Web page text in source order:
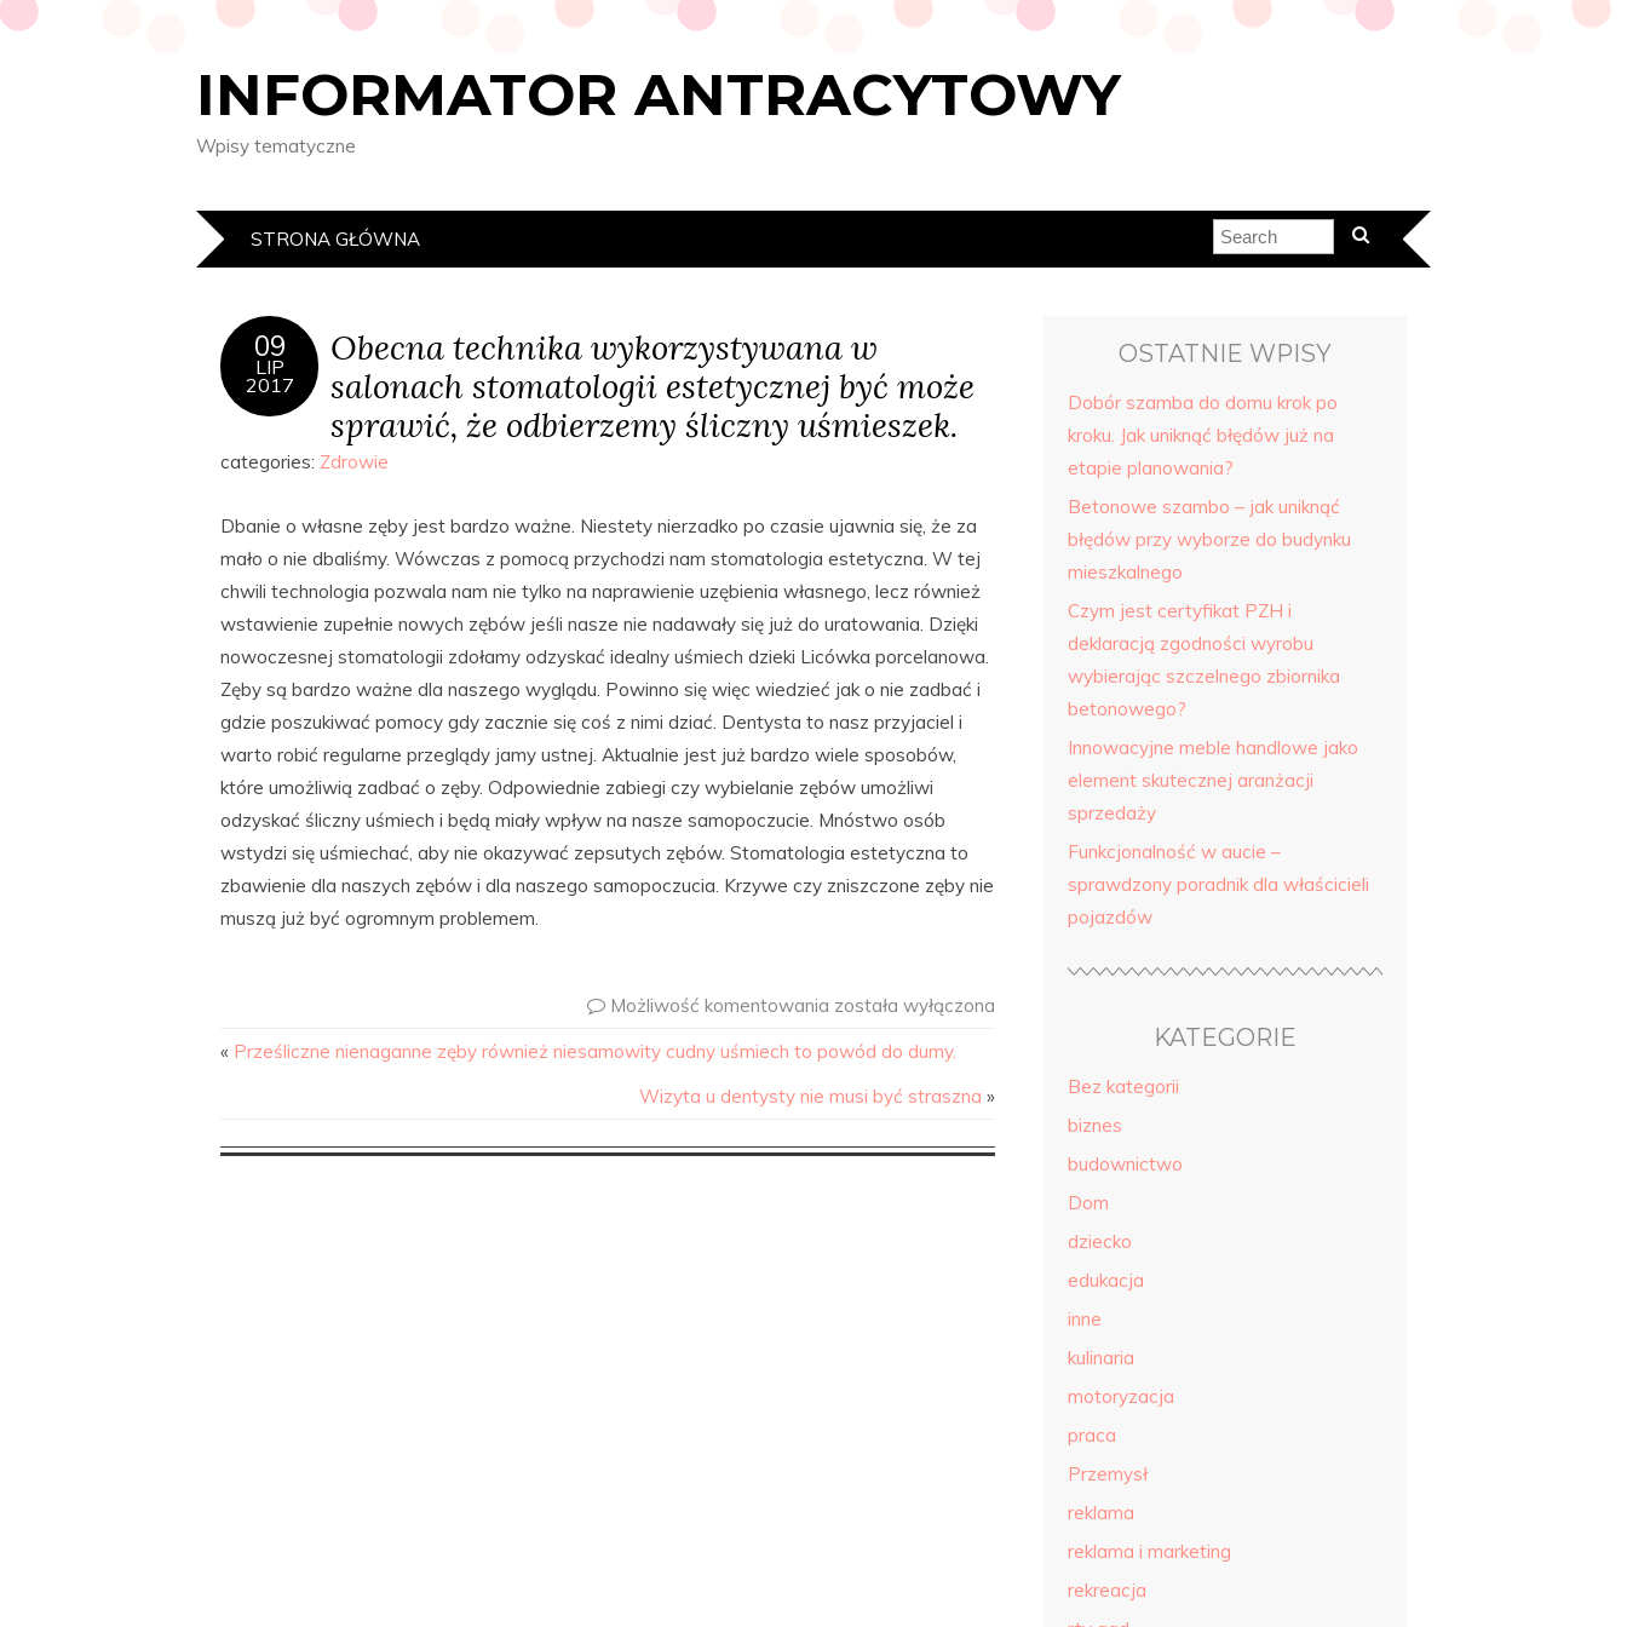
INFORMATOR ANTRACYTOWY
Wpisy tematyczne
STRONA GŁÓWNA
09
LIP
2017
Obecna technika wykorzystywana w
salonach stomatologii estetycznej być może
sprawić, że odbierzemy śliczny uśmieszek.
categories: Zdrowie
Dbanie o własne zęby jest bardzo ważne. Niestety nierzadko po czasie ujawnia się, że za
mało o nie dbaliśmy. Wówczas z pomocą przychodzi nam stomatologia estetyczna. W tej
chwili technologia pozwala nam nie tylko na naprawienie uzębienia własnego, lecz również
wstawienie zupełnie nowych zębów jeśli nasze nie nadawały się już do uratowania. Dzięki
nowoczesnej stomatologii zdołamy odzyskać idealny uśmiech dzieki Licówka porcelanowa.
Zęby są bardzo ważne dla naszego wyglądu. Powinno się więc wiedzieć jak o nie zadbać i
gdzie poszukiwać pomocy gdy zacznie się coś z nimi dziać. Dentysta to nasz przyjaciel i
warto robić regularne przeglądy jamy ustnej. Aktualnie jest już bardzo wiele sposobów,
które umożliwią zadbać o zęby. Odpowiednie zabiegi czy wybielanie zębów umożliwi
odzyskać śliczny uśmiech i będą miały wpływ na nasze samopoczucie. Mnóstwo osób
wstydzi się uśmiechać, aby nie okazywać zepsutych zębów. Stomatologia estetyczna to
zbawienie dla naszych zębów i dla naszego samopoczucia. Krzywe czy zniszczone zęby nie
muszą już być ogromnym problemem.
Możliwość komentowania została wyłączona
« Prześliczne nienaganne zęby również niesamowity cudny uśmiech to powód do dumy.
Wizyta u dentysty nie musi być straszna »
OSTATNIE WPISY
Dobór szamba do domu krok po
kroku. Jak uniknąć błędów już na
etapie planowania?
Betonowe szambo – jak uniknąć
błędów przy wyborze do budynku
mieszkalnego
Czym jest certyfikat PZH i
deklaracją zgodności wyrobu
wybierając szczelnego zbiornika
betonowego?
Innowacyjne meble handlowe jako
element skutecznej aranżacji
sprzedaży
Funkcjonalność w aucie –
sprawdzony poradnik dla właścicieli
pojazdów
KATEGORIE
Bez kategorii
biznes
budownictwo
Dom
dziecko
edukacja
inne
kulinaria
motoryzacja
praca
Przemysł
reklama
reklama i marketing
rekreacja